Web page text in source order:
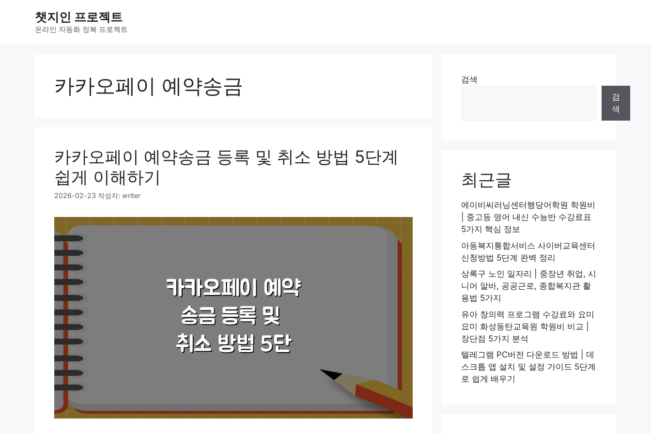
챗지인 프로젝트
온라인 자동화 정복 프로젝트
카카오페이 예약송금
카카오페이 예약송금 등록 및 취소 방법 5단계
쉽게 이해하기
2026-02-23 작성자: writer
검색
검
색
최근글
에이비씨러닝센터행당어학원 학원비
| 중고등 영어 내신 수능반 수강료표
5가지 핵심 정보
아동복지통합서비스 사이버교육센터
신청방법 5단계 완벽 정리
상록구 노인 일자리 | 중장년 취업, 시
니어 알바, 공공근로, 종합복지관 활
용법 5가지
유아 창의력 프로그램 수강료와 요미
요미 화성동탄교육원 학원비 비교 |
장단점 5가지 분석
텔레그램 PC버전 다운로드 방법 | 데
스크톱 앱 설치 및 설정 가이드 5단계
로 쉽게 배우기